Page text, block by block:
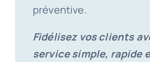
préventive.
Fidélisez vos clients
service simple, rapide